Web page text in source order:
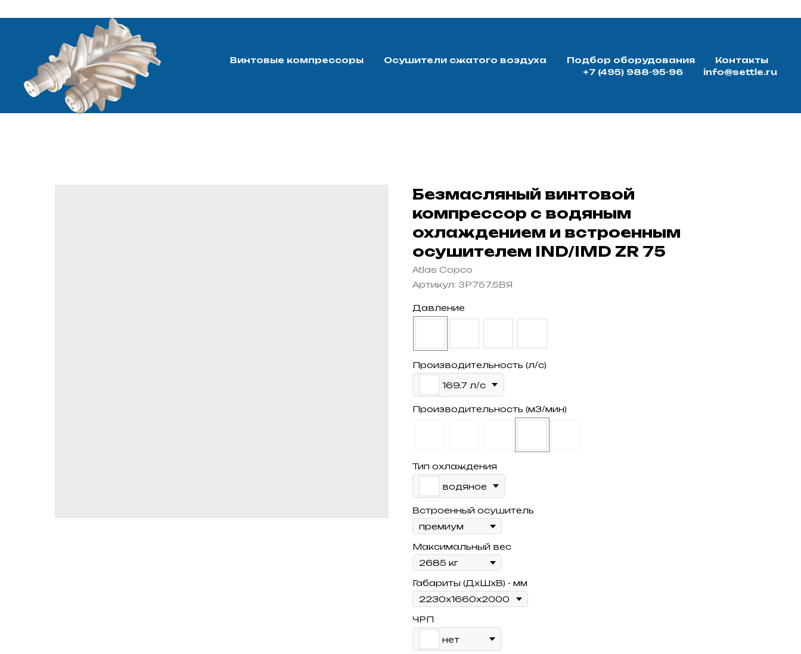
Винтовые компрессоры Осушители сжатого воздуха Подбор оборудования
Контакты
+7 (495) 988-95-96
info@settle.ru
Безмасляный винтовой
компрессор с водяным
охлаждением и встроенным
осушителем IND/IMD ZR 75
Atlas Copco
Артикул: ЗР757.5ВЯ
Давление
Производительность (л/с)
169.7 л/с
Производительность (м3/мин)
Тип охлаждения
водяное
Встроенный осушитель
Максимальный вес
Габариты (ДхШхВ) - мм
ЧРП
нет